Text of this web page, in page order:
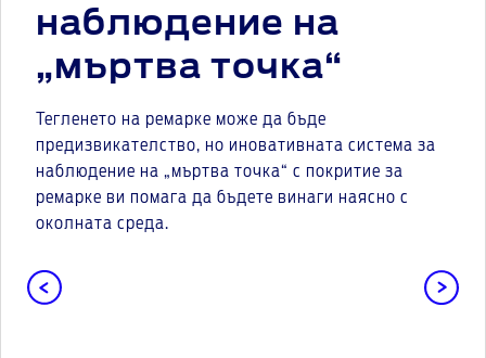
наблюдение на
„мъртва точка“
Тегленето на ремарке може да бъде
предизвикателство, но иновативната система за
наблюдение на „мъртва точка“ с покритие за
ремарке ви помага да бъдете винаги наясно с
околната среда.